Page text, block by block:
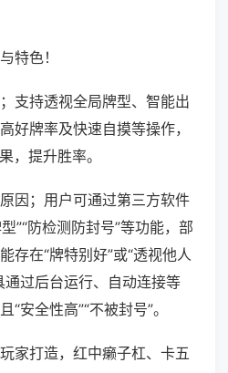
特色！
支持透视全局牌型、智能出
好牌率及快速自摸等操作，
，提升胜率。
因；用户可通过第三方软件
”“防检测防封号”等功能，部
存在“牌特别好”或“透视他人
通过后台运行、自动连接等
安全性高”“不被封号”。
家打造，红中癞子杠、卡五